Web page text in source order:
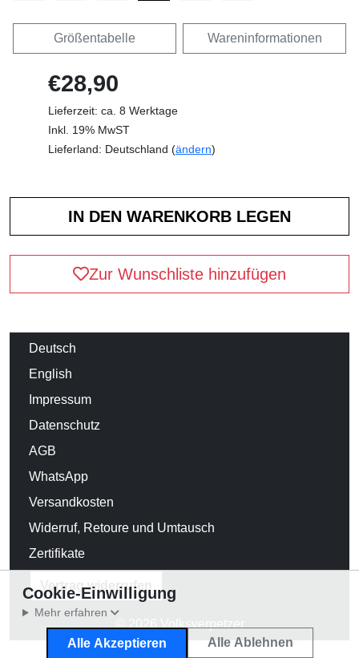
Größentabelle Wareninformationen
€28,90
Lieferzeit: ca. 8 Werktage
Inkl. 19% MwST
Lieferland: Deutschland (ändern)
Zur Wunschliste hinzufügen
Deutsch
English
Impressum
Datenschutz
AGB
WhatsApp
Versandkosten
Widerruf, Retoure und Umtausch
Zertifikate
Vertrag widerrufen
© 2026 Volksverpetzer
Cookie-Einwilligung
Mehr erfahren
Alle Akzeptieren Alle Ablehnen